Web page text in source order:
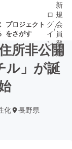
プロジェクト
をさがす
いプ
ロ
グ
イ
ン
/
新
規
会
員
登
録
所非公開
ル」が誕
化 長野県